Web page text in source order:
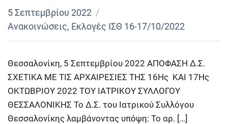
5 Σεπτεμβρίου 2022
Ανακοινώσεις, Εκλογές ΙΣΘ 16-17/10/2022
Θεσσαλονίκη, 5 Σεπτεμβρίου 2022 ΑΠΟΦΑΣΗ Δ.Σ.
ΣΧΕΤΙΚΑ ΜΕ ΤΙΣ ΑΡΧΑΙΡΕΣΙΕΣ ΤΗΣ 16Ης ΚΑΙ 17Ης
ΟΚΤΩΒΡΙΟΥ 2022 ΤΟΥ ΙΑΤΡΙΚΟΥ ΣΥΛΛΟΓΟΥ
ΘΕΣΣΑΛΟΝΙΚΗΣ Το Δ.Σ. του Ιατρικού Συλλόγου
Θεσσαλονίκης λαμβάνοντας υπόψη: Το αρ. […]